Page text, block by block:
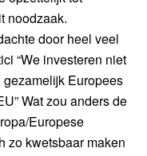
noodzaak.
door heel veel
“We investeren niet
gezamelijk Europees
Wat zou anders de
Europese
zo kwetsbaar maken